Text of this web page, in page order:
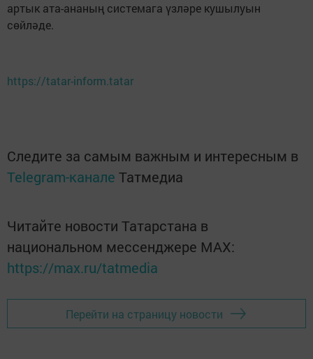
артык ата-ананың системага үзләре кушылуын
сөйләде.
https://tatar-inform.tatar
Следите за самым важным и интересным в
Telegram-канале Татмедиа
Читайте новости Татарстана в
национальном мессенджере MАХ:
https://max.ru/tatmedia
Перейти на страницу новости